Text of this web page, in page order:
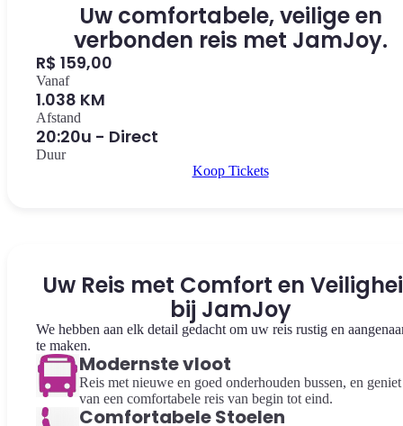
Uw comfortabele, veilige en
verbonden reis met JamJoy.
R$ 159,00
Vanaf
1.038 KM
Afstand
20:20u - Direct
Duur
Koop Tickets
Uw Reis met Comfort en
bij JamJoy
We hebben aan elk detail gedacht om uw reis rustig en
te maken.
Modernste vloot
Reis met nieuwe en goed onderhouden bussen, en geniet
van een comfortabele reis van begin tot eind.
Comfortabele Stoelen